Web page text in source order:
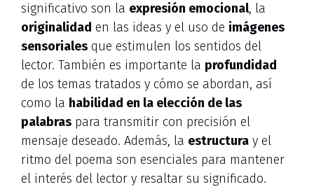
significativo son la expresión emocional, la
originalidad en las ideas y el uso de imágenes
sensoriales que estimulen los sentidos del
lector. También es importante la profundidad
de los temas tratados y cómo se abordan, así
como la habilidad en la elección de las
palabras para transmitir con precisión el
mensaje deseado. Además, la estructura y el
ritmo del poema son esenciales para mantener
el interés del lector y resaltar su significado.